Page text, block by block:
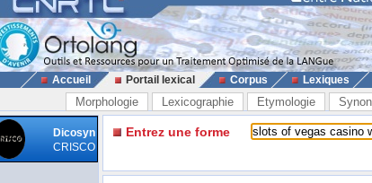
Accueil Portail lexical Corpus Lexiques
Morphologie Lexicographie Etymologie
Dicosyn
CRISCO
Entrez une forme